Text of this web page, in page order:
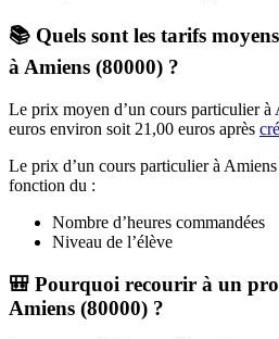
📚 Quels sont les tarifs
à Amiens (80000) ?
Le prix moyen d’un cours particulier à
euros environ soit 21,00 euros après
Le prix d’un cours particulier à
fonction du :
Nombre d’heures commandées
Niveau de l’élève
🎒 Pourquoi recourir à un
Amiens (80000) ?